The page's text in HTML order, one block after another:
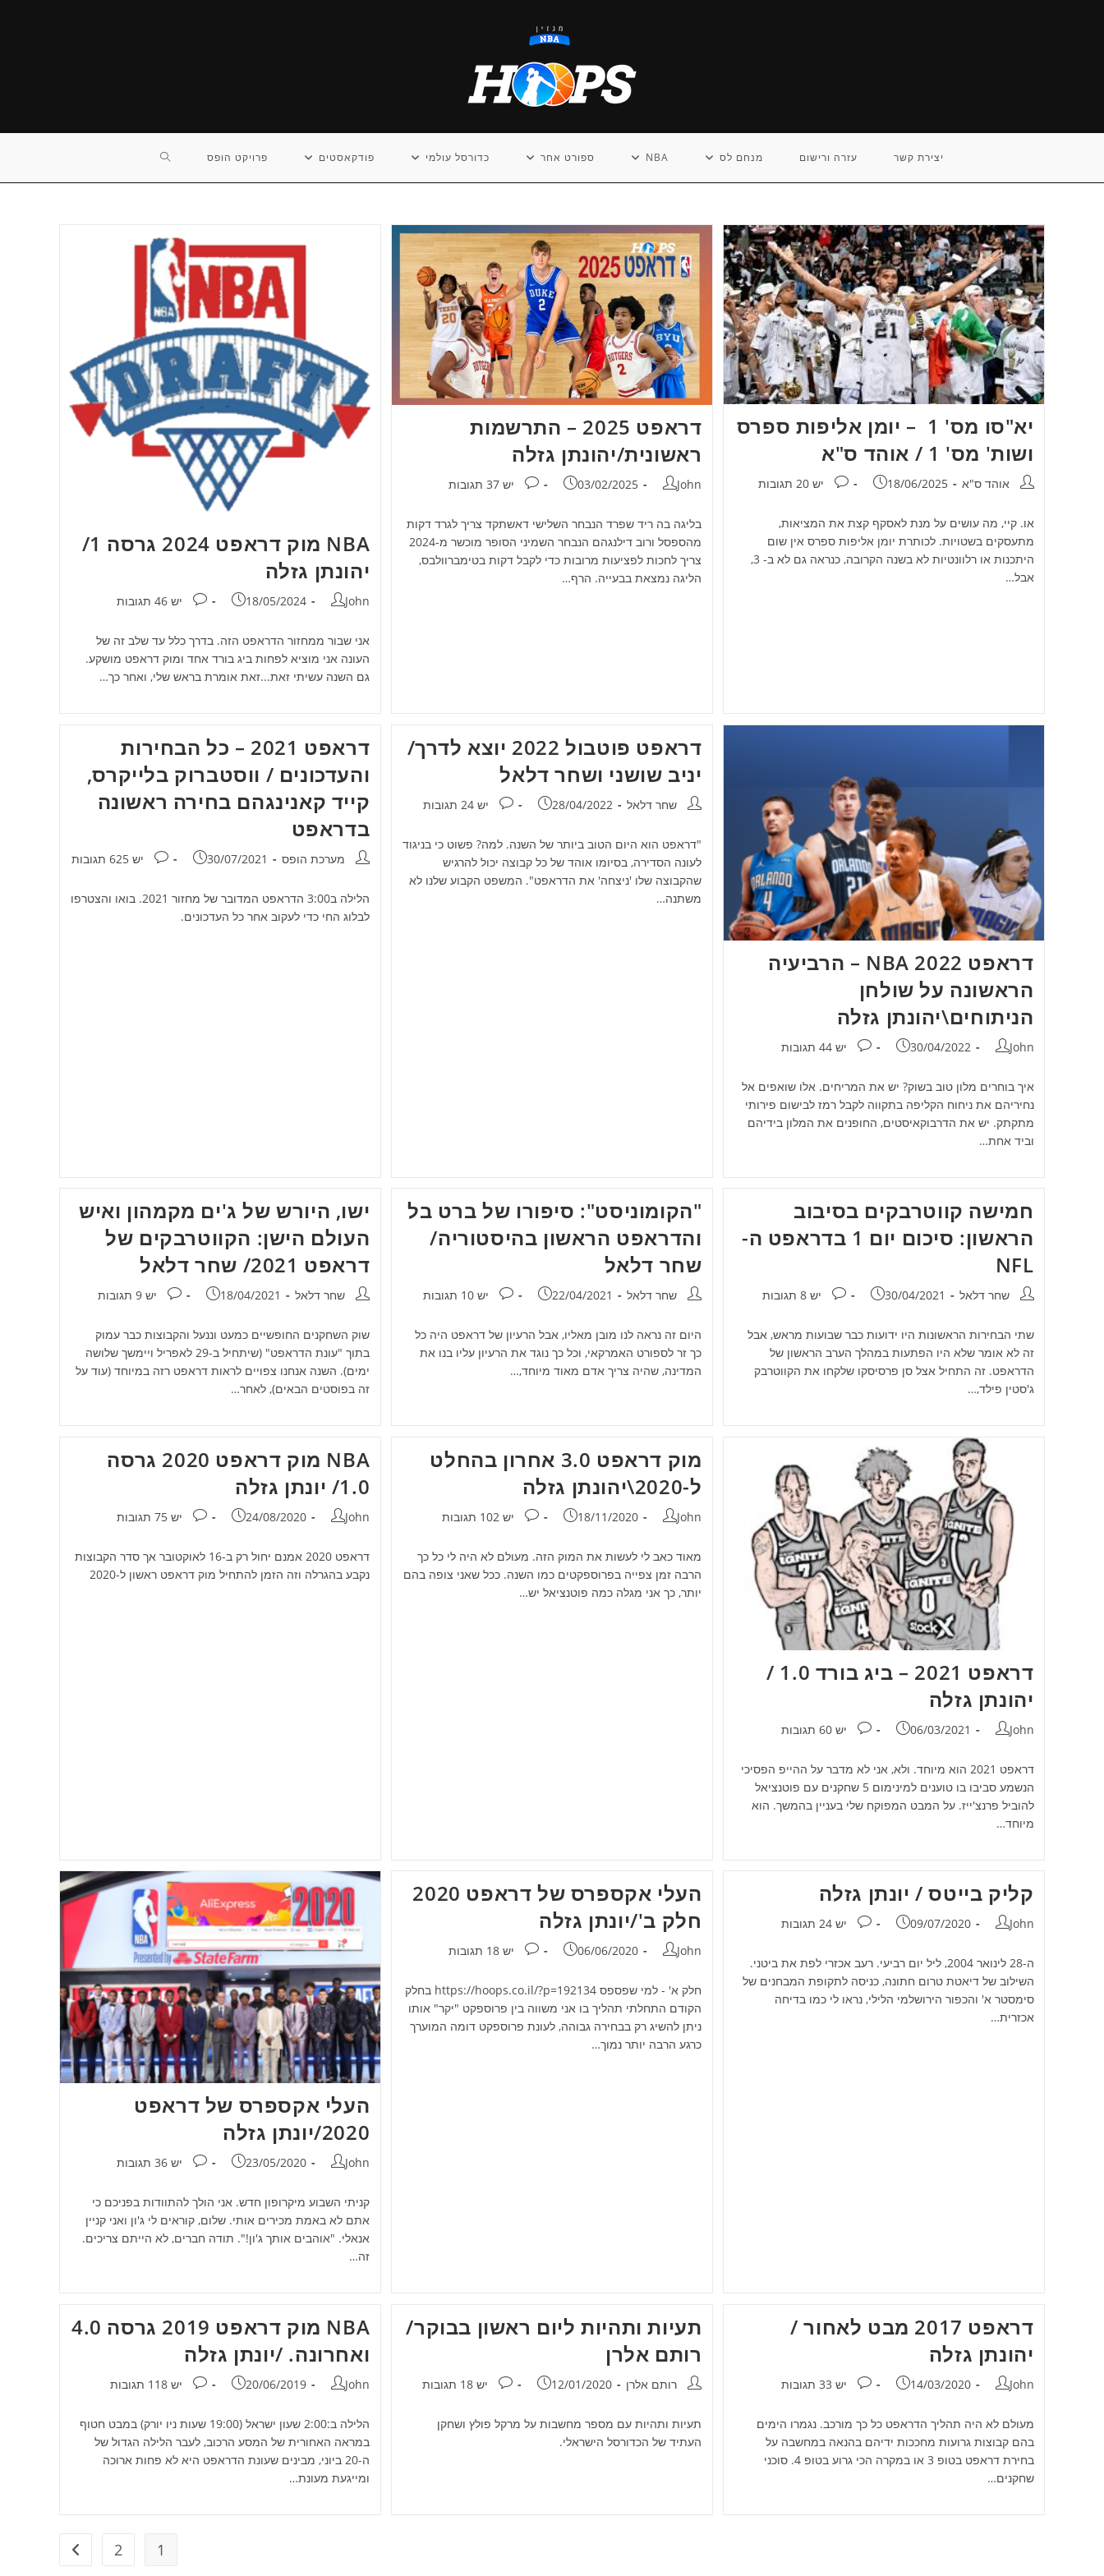
יצירת קשר עזרה ורישום מנחם לס NBA ספורט אחר כדורסל עולמי פודקאסטים פרויקט הופס TOGGLE
SEARCH
יא"סו מס' 1 – יומן אליפות ספרס
ושות' מס' 1 / אוהד ס"א
מחבר:אוהד ס"א פורסם:
18/06/2025 תגובות:
יש 20 תגובות
או. קיי, מה עושים על מנת לאסקף קצת את המציאות,
מתעסקים בשטויות. לכותרת יומן אליפות ספרס אין שום
היתכנות או רלוונטיות לא בשנה הקרובה, כנראה גם לא ב- 3,
אבל…
דראפט 2025 – התרשמות
ראשונית/יהונתן גזלה
מחבר:
John פורסם:
03/02/2025 תגובות:
יש 37 תגובות
בליגה בה ריד שפרד הנבחר השלישי דאשתקד צריך לגרד דקות
מהספסל ורוב דילנגהם הנבחר השמיני הסופר מוכשר מ-2024
צריך לחכות לפציעות מרובות כדי לקבל דקות בטימברוולבס,
הליגה נמצאת בבעייה. הרף…
NBA מוק דראפט 2024 גרסה 1/
יהונתן גזלה
מחבר:
John פורסם:
18/05/2024 תגובות:
יש 46 תגובות
אני שבור ממחזור הדראפט הזה. בדרך כלל עד שלב זה של
העונה אני מוציא לפחות ביג בורד אחד ומוק דראפט מושקע.
גם השנה עשיתי זאת...זאת אומרת בראש שלי, ואחר כך…
דראפט NBA 2022 – הרביעיה
הראשונה על שולחן
הניתוחים\יהונתן גזלה
מחבר:
John פורסם:
30/04/2022 תגובות:
יש 44 תגובות
איך בוחרים מלון טוב בשוק? יש את המריחים. אלו שואפים אל
נחיריהם את ניחוח הקליפה בתקווה לקבל רמז לבישום פירותי
מתקתק. יש את הדרבוקאיסטים, החופנים את המלון בידיהם
וביד אחת…
דראפט פוטבול 2022 יוצא לדרך/
יניב שושני ושחר דלאל
מחבר:שחר דלאל פורסם:
28/04/2022 תגובות:
יש 24 תגובות
"דראפט הוא היום הטוב ביותר של השנה. למה? פשוט כי בניגוד
לעונה הסדירה, בסיומו אוהד של כל קבוצה יכול להרגיש
שהקבוצה שלו 'ניצחה' את הדראפט". המשפט הקבוע שלנו לא
משתנה…
דראפט 2021 – כל הבחירות
והעדכונים / ווסטברוק בלייקרס,
קייד קאנינגהם בחירה ראשונה
בדראפט
מחבר:מערכת הופס פורסם:
30/07/2021 תגובות:
יש 625 תגובות
הלילה ב3:00 הדראפט המדובר של מחזור 2021. בואו והצטרפו
לבלוג החי כדי לעקוב אחר כל העדכונים.
חמישה קווטרבקים בסיבוב
הראשון: סיכום יום 1 בדראפט ה-
NFL
מחבר:שחר דלאל פורסם:
30/04/2021 תגובות:
יש 8 תגובות
שתי הבחירות הראשונות היו ידועות כבר שבועות מראש, אבל
זה לא אומר שלא היו הפתעות במהלך הערב הראשון של
הדראפט. זה התחיל אצל סן פרסיסקו שלקחו את הקווטרבק
ג'סטין פילד,…
"הקומוניסט": סיפורו של ברט בל
והדראפט הראשון בהיסטוריה/
שחר דלאל
מחבר:שחר דלאל פורסם:
22/04/2021 תגובות:
יש 10 תגובות
היום זה נראה לנו מובן מאליו, אבל הרעיון של דראפט היה כל
כך זר לספורט האמרקאי, וכל כך נוגד את הרעיון עליו בנו את
המדינה, שהיה צריך אדם מאוד מיוחד,…
ישו, היורש של ג'ים מקמהון ואיש
העולם הישן: הקווטרבקים של
דראפט 2021/ שחר דלאל
מחבר:שחר דלאל פורסם:
18/04/2021 תגובות:
יש 9 תגובות
שוק השחקנים החופשיים כמעט וננעל והקבוצות כבר עמוק
בתוך "עונת הדראפט" (שיתחיל ב-29 לאפריל ויימשך שלושה
ימים). השנה אנחנו צפויים לראות דראפט רזה במיוחד (עוד על
זה בפוסטים הבאים), לאחר…
דראפט 2021 – ביג בורד 1.0 /
יהונתן גזלה
מחבר:
John פורסם:
06/03/2021 תגובות:
יש 60 תגובות
דראפט 2021 הוא מיוחד. ולא, אני לא מדבר על ההייפ הפסיכי
הנשמע סביבו בו טוענים למינימום 5 שחקנים עם פוטנציאל
להוביל פרנצ'ייז. על המבט המפוקח שלי בעניין בהמשך. הוא
מיוחד…
מוק דראפט 3.0 אחרון בהחלט
ל-2020\יהונתן גזלה
מחבר:
John פורסם:
18/11/2020 תגובות:
יש 102 תגובות
מאוד כאב לי לעשות את המוק הזה. מעולם לא היה לי כל כך
הרבה זמן צפייה בפרוספקטים כמו השנה. ככל שאני צופה בהם
יותר, כך אני מגלה כמה פוטנציאל יש…
NBA מוק דראפט 2020 גרסה
1.0/ יונתן גזלה
מחבר:
John פורסם:
24/08/2020 תגובות:
יש 75 תגובות
דראפט 2020 אמנם יחול רק ב-16 לאוקטובר אך סדר הקבוצות
נקבע בהגרלה וזה הזמן להתחיל מוק דראפט ראשון ל-2020
קליק בייטס / יונתן גזלה
מחבר:
John פורסם:
09/07/2020 תגובות:
יש 24 תגובות
ה-28 לינואר 2004, ליל יום רביעי. רעב אכזרי לפת את ביטני.
השילוב של דיאטת טרום חתונה, כניסה לתקופת המבחנים של
סימסטר א' והכפור הירושלמי הלילי, נראו לי כמו בדיחה
אכזרית…
העלי אקספרס של דראפט 2020
חלק ב'/יונתן גזלה
מחבר:
John פורסם:
06/06/2020 תגובות:
יש 18 תגובות
חלק א' - למי שפספס https://hoops.co.il/?p=192134 בחלק
הקודם התחלתי תהליך בו אני משווה בין פרוספקט "יקר" אותו
ניתן להשיג רק בבחירה גבוהה, לעונת פרוספקט דומה המוערך
כרגע הרבה יותר נמוך…
העלי אקספרס של דראפט
2020/יונתן גזלה
מחבר:
John פורסם:
23/05/2020 תגובות:
יש 36 תגובות
קניתי השבוע מיקרופון חדש. אני הולך להתוודות בפניכם כי
אתם לא באמת מכירים אותי. שלום, קוראים לי ג'ון ואני קניין
אנאלי. "אוהבים אותך ג'ון!". תודה חברים, לא הייתם צריכים.
זה…
דראפט 2017 מבט לאחור /
יהונתן גזלה
מחבר:
John פורסם:
14/03/2020 תגובות:
יש 33 תגובות
מעולם לא היה תהליך הדראפט כל כך מורכב. נגמרו הימים
בהם קבוצות גרועות מחככות ידיהם בהנאה במחשבה על
בחירת דראפט בטופ 3 או במקרה הכי גרוע בטופ 4. סוכני
שחקנים…
תעיות ותהיות ליום ראשון בבוקר/
רותם אלרן
מחבר:רותם אלרן פורסם:
12/01/2020 תגובות:
יש 18 תגובות
תעיות ותהיות עם מספר מחשבות על מרקל פולץ ושחקן
העתיד של הכדורסל הישראלי.
NBA מוק דראפט 2019 גרסה 4.0
ואחרונה. /יונתן גזלה
מחבר:
John פורסם:
20/06/2019 תגובות:
יש 118 תגובות
הלילה ב:2:00 שעון ישראל (19:00 שעות ניו יורק) במבט חטוף
במראה האחורית של המסע הרכוב, לעבר הלילה הגדול של
ה-20 ביוני, מבינים שעונת הדראפט היא לא פחות ארוכה
ומייגעת מעונת…
1
2 מעבר לעמוד